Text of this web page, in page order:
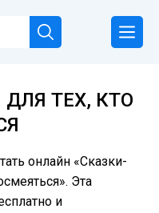
ТЕХ, КТО
онлайн «Сказки-
Эта
и